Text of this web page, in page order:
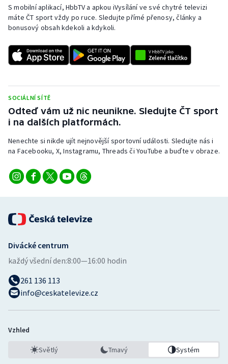
Ragby
Rychlobruslení
Short track
Sportovní střelba
Stolní tenis
Triatlon
Vodní slalom
Volejbal
Ostatní
S mobilní aplikací, HbbTV a apkou iVysílání ve své chytré televizi
máte ČT sport vždy po ruce. Sledujte přímé přenosy, články a
bonusový obsah kdekoli a kdykoli.
SOCIÁLNÍ SÍTĚ
Odteď vám už nic neunikne. Sledujte ČT sport
i na dalších platformách.
Nenechte si nikde ujít nejnovější sportovní události. Sledujte nás i
na Facebooku, X, Instagramu, Threads či YouTube a buďte v obraze.
Divácké centrum
každý všední den:8:00—16:00 hodin
261 136 113
info@ceskatelevize.cz
Vzhled
Světlý Tmavý Systém